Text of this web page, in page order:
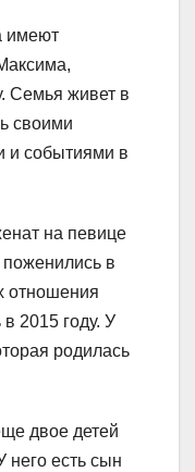
имеют
Семья живет в
своими
и событиями в
на певице
в
отношения
2015 году. У
родилась
двое детей
есть сын